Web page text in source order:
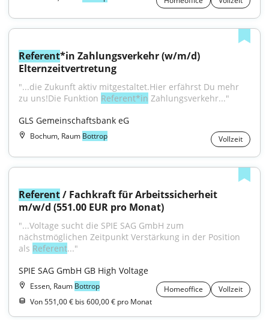
Referent*in Zahlungsverkehr (w/m/d)
Elternzeitvertretung
"...die Zukunft aktiv mitgestaltet.Hier erfährst Du mehr
zu uns!Die Funktion Referent*in Zahlungsverkehr..."
GLS Gemeinschaftsbank eG
Bochum, Raum Bottrop Vollzeit
Referent / Fachkraft für Arbeitssicherheit
m/w/d (551.00 EUR pro Monat)
"...Voltage sucht die SPIE SAG GmbH zum
nächstmöglichen Zeitpunkt Verstärkung in der Position
als Referent..."
SPIE SAG GmbH GB High Voltage
Essen, Raum Bottrop Homeoffice
Vollzeit
Von 551,00 € bis 600,00 € pro Monat